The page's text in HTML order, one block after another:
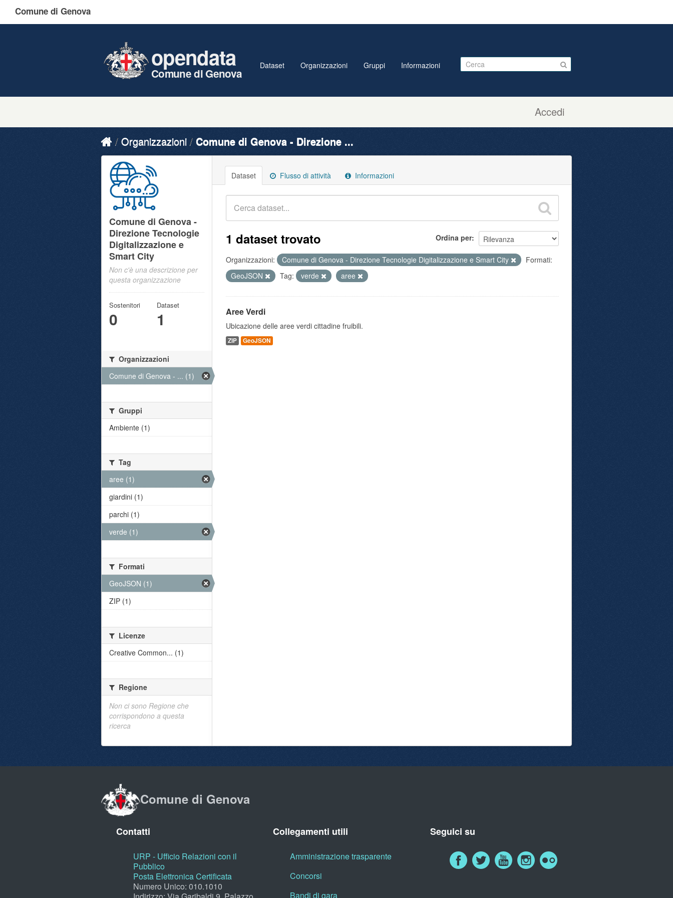
Comune di Genova
Accedi
opendata
Comune di Genova
Dataset Organizzazioni Gruppi Informazioni
Organizzazioni Comune di Genova - Direzione ...
Dataset Flusso di attività Informazioni
Ordina per
1 dataset trovato
Organizzazioni: Comune di Genova - Direzione Tecnologie Digitalizzazione e Smart City
Formati:
GeoJSON
Tag: verde aree
Aree Verdi
Ubicazione delle aree verdi cittadine fruibili.
ZIP GeoJSON
Comune di Genova -
Direzione Tecnologie
Digitalizzazione e
Smart City
Non c'è una descrizione per
questa organizzazione
Sostenitori
0
Dataset
1
Organizzazioni
Comune di Genova - ... (1)
Gruppi
Ambiente (1)
Tag
aree (1)
giardini (1)
parchi (1)
verde (1)
Formati
GeoJSON (1)
ZIP (1)
Licenze
Creative Common... (1)
Regione
Non ci sono Regione che
corrispondono a questa
ricerca
Comune di Genova
Contatti
URP - Ufficio Relazioni con il
Pubblico
Posta Elettronica Certificata
Numero Unico: 010.1010
Collegamenti utili
Amministrazione trasparente
Concorsi
Bandi di gara
Seguici su